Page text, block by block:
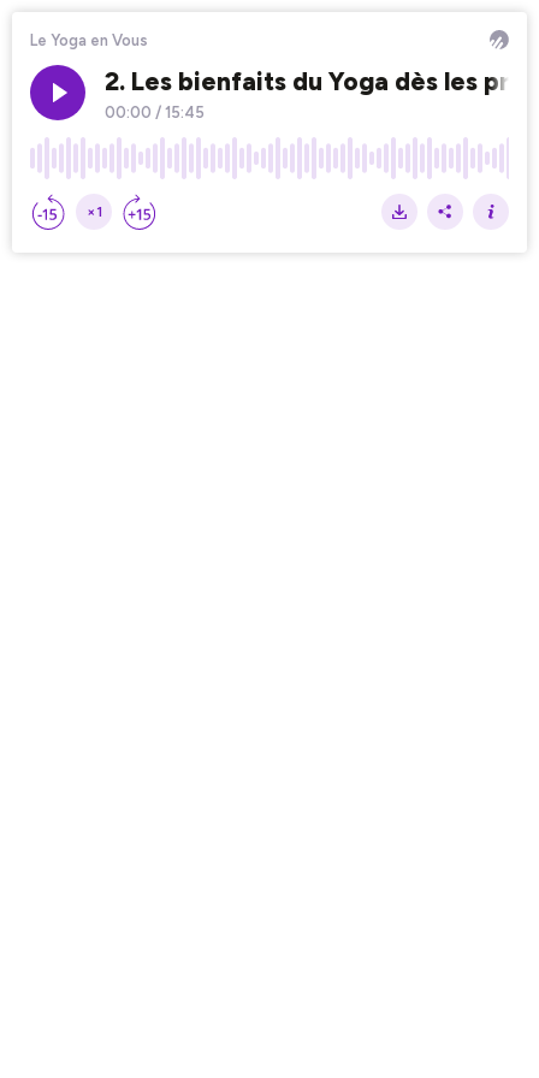
Le Yoga en Vous
2. Les bienfaits du Yoga dès les
00:00 / 15:45
×1